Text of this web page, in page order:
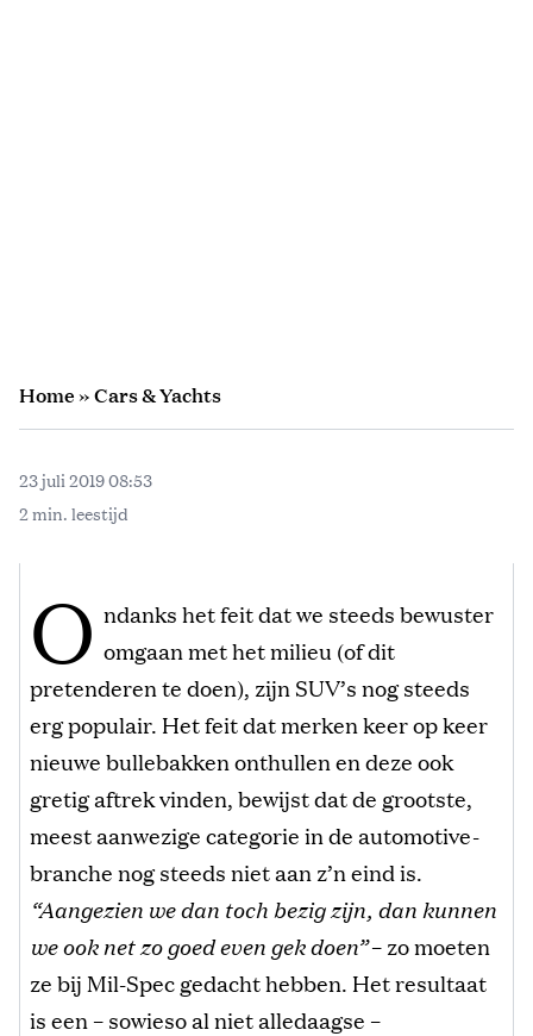
Home»Cars & Yachts
23 juli 2019 08:53
2 min. leestijd
O ndanks het feit dat we steeds bewuster
omgaan met het milieu (of dit
pretenderen te doen), zijn SUV’s nog steeds
erg populair. Het feit dat merken keer op keer
nieuwe bullebakken onthullen en deze ook
gretig aftrek vinden, bewijst dat de grootste,
meest aanwezige categorie in de automotive-
branche nog steeds niet aan z’n eind is.
“Aangezien we dan toch bezig zijn, dan kunnen
we ook net zo goed even gek doen”– zo moeten
ze bij Mil-Spec gedacht hebben. Het resultaat
is een – sowieso al niet alledaagse –